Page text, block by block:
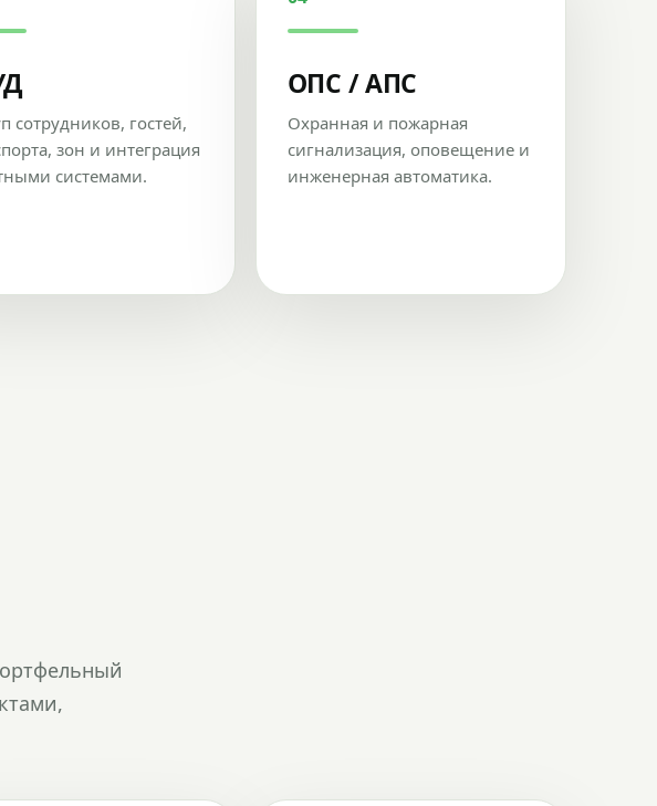
сотрудников, гостей,
зон и интеграция
системами.
ОПС / АПС
Охранная и пожарная
сигнализация, оповещение и
инженерная автоматика.